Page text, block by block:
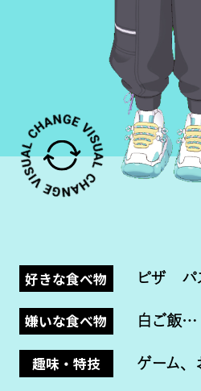
好きな食べ物 ピザ パ
嫌いな食べ物 白ご飯…
趣味・特技 ゲーム、